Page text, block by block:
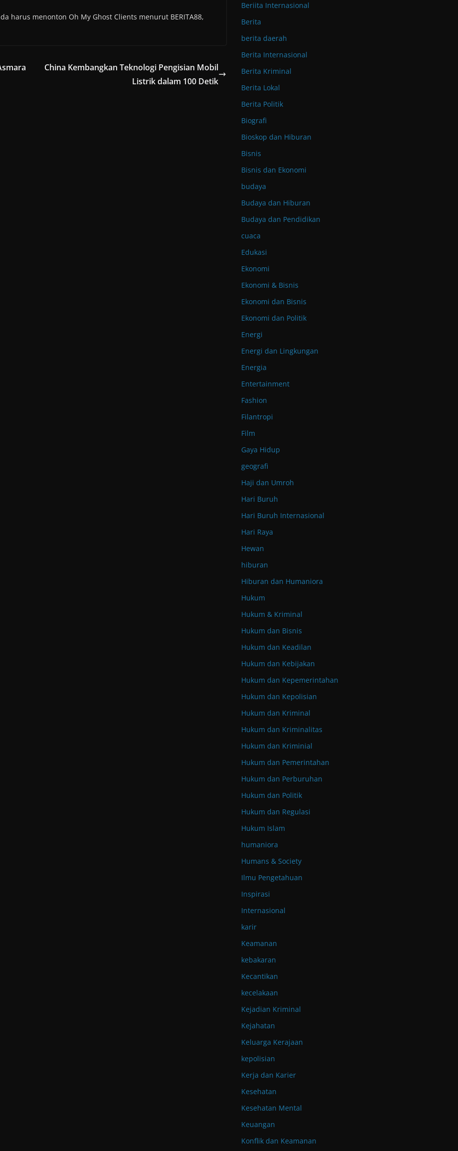
harus menonton Oh My Ghost Clients menurut BERITA88,
China Kembangkan Teknologi Pengisian Mobil
Listrik dalam 100 Detik
Beriita Internasional
Berita
berita daerah
Berita Internasional
Berita Kriminal
Berita Lokal
Berita Politik
Biografi
Bioskop dan Hiburan
Bisnis
Bisnis dan Ekonomi
budaya
Budaya dan Hiburan
Budaya dan Pendidikan
cuaca
Edukasi
Ekonomi
Ekonomi & Bisnis
Ekonomi dan Bisnis
Ekonomi dan Politik
Energi
Energi dan Lingkungan
Energia
Entertainment
Fashion
Filantropi
Film
Gaya Hidup
geografi
Haji dan Umroh
Hari Buruh
Hari Buruh Internasional
Hari Raya
Hewan
hiburan
Hiburan dan Humaniora
Hukum
Hukum & Kriminal
Hukum dan Bisnis
Hukum dan Keadilan
Hukum dan Kebijakan
Hukum dan Kepemerintahan
Hukum dan Kepolisian
Hukum dan Kriminal
Hukum dan Kriminalitas
Hukum dan Kriminial
Hukum dan Pemerintahan
Hukum dan Perburuhan
Hukum dan Politik
Hukum dan Regulasi
Hukum Islam
humaniora
Humans & Society
Ilmu Pengetahuan
Inspirasi
Internasional
karir
Keamanan
kebakaran
Kecantikan
kecelakaan
Kejadian Kriminal
Kejahatan
Keluarga Kerajaan
kepolisian
Kerja dan Karier
Kesehatan
Kesehatan Mental
Keuangan
Konflik dan Keamanan